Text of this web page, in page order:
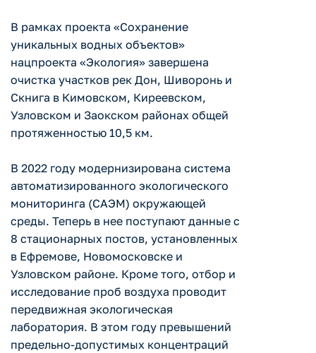
В рамках проекта «Сохранение
уникальных водных объектов»
нацпроекта «Экология» завершена
очистка участков рек Дон, Шиворонь и
Скнига в Кимовском, Киреевском,
Узловском и Заокском районах общей
протяженностью 10,5 км.
В 2022 году модернизирована система
автоматизированного экологического
мониторинга (САЭМ) окружающей
среды. Теперь в нее поступают данные с
8 стационарных постов, установленных
в Ефремове, Новомосковске и
Узловском районе. Кроме того, отбор и
исследование проб воздуха проводит
передвижная экологическая
лаборатория. В этом году превышений
предельно-допустимых концентраций